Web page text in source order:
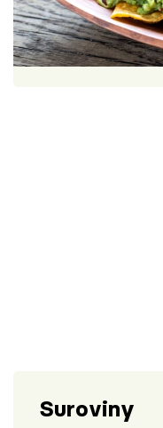
Škola vaření
Recepty z TV1 porce
Suroviny